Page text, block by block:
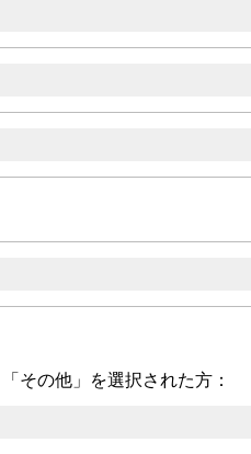
その他」を選択された方：